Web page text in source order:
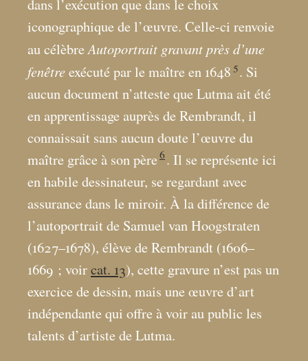
dans l’exécution que dans le choix
iconographique de l’œuvre. Celle-ci renvoie
au célèbreAutoportrait gravant près d’une
fenêtreexécuté par le maître en 1648 5. Si
aucun document n’atteste que Lutma ait été
en apprentissage auprès de Rembrandt, il
connaissait sans aucun doute l’œuvre du
maître grâce à son père6 . Il se représente ici
en habile dessinateur, se regardant avec
assurance dans le miroir. À la différence de
l’autoportrait de Samuel van Hoogstraten
(1627–1678), élève de Rembrandt (1606–
1669 ; voircat. 13), cette gravure n’est pas un
exercice de dessin, mais une œuvre d’art
indépendante qui offre à voir au public les
talents d’artiste de Lutma.